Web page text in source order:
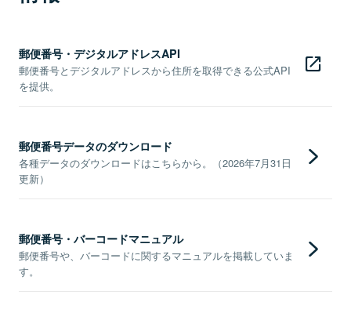
郵便番号・デジタルアドレスAPI
郵便番号とデジタルアドレスから住所を取得できる公式API
を提供。
郵便番号データのダウンロード
各種データのダウンロードはこちらから。（2026年7月31日
更新）
郵便番号・バーコードマニュアル
郵便番号や、バーコードに関するマニュアルを掲載していま
す。